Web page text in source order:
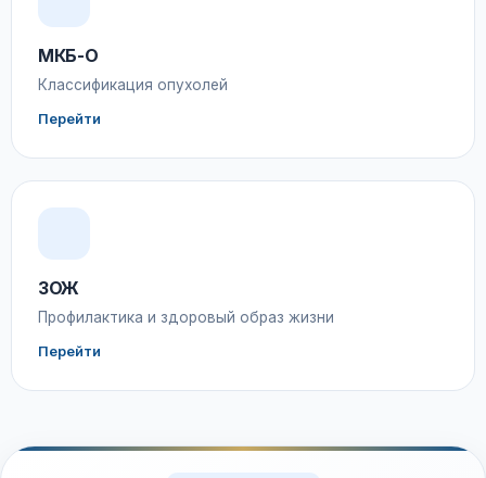
МКБ-О
Классификация опухолей
Перейти
ЗОЖ
Профилактика и здоровый образ жизни
Перейти